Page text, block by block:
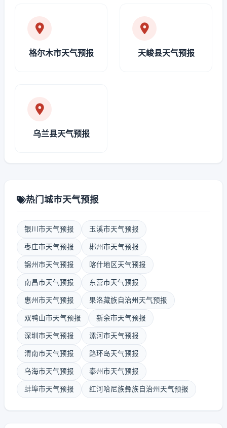
格尔木市天气预报 天峻县天气预报
乌兰县天气预报
热门城市天气预报
银川市天气预报 玉溪市天气预报
枣庄市天气预报 郴州市天气预报
锦州市天气预报 喀什地区天气预报
南昌市天气预报 东营市天气预报
惠州市天气预报 果洛藏族自治州天气预报
双鸭山市天气预报 新余市天气预报
深圳市天气预报 漯河市天气预报
渭南市天气预报 路环岛天气预报
乌海市天气预报 泰州市天气预报
蚌埠市天气预报 红河哈尼族彝族自治州天气预报